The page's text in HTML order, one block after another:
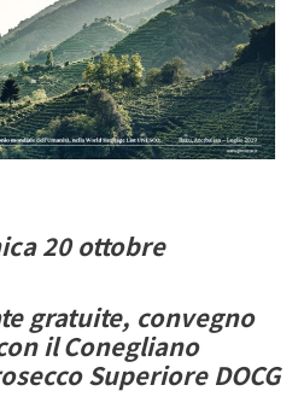
20 ottobre
gratuite, convegno
il Conegliano
Superiore DOCG